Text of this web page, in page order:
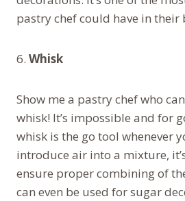
pastry chef could have in their
6. Whisk
Show me a pastry chef who
whisk! It’s impossible and for
whisk is the go tool whenever
introduce air into a mixture,
ensure proper combining of
can even be used for sugar